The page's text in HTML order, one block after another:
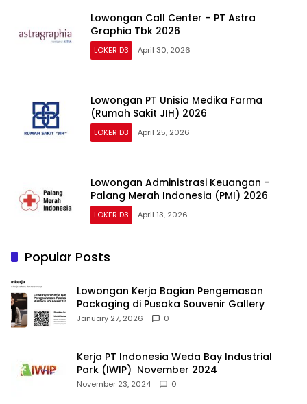
Lowongan Call Center – PT Astra
Graphia Tbk 2026
LOKER D3 April 30, 2026
Lowongan PT Unisia Medika Farma
(Rumah Sakit JIH) 2026
LOKER D3 April 25, 2026
Lowongan Administrasi Keuangan –
Palang Merah Indonesia (PMI) 2026
LOKER D3 April 13, 2026
Popular Posts
Lowongan Kerja Bagian Pengemasan
Packaging di Pusaka Souvenir Gallery
January 27, 2026 0
Kerja PT Indonesia Weda Bay Industrial
Park (IWIP) November 2024
November 23, 2024 0